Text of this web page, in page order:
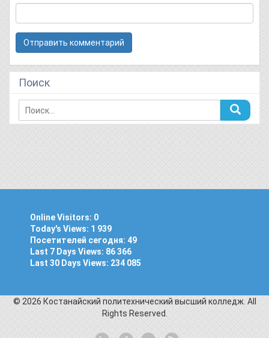
Поиск
Online Visitors: 0
Today's Views: 1 939
Посетителей сегодня: 49
Last 7 Days Views: 86 366
Last 30 Days Views: 234 085
© 2026 Костанайский политехнический высший колледж. All
Rights Reserved.